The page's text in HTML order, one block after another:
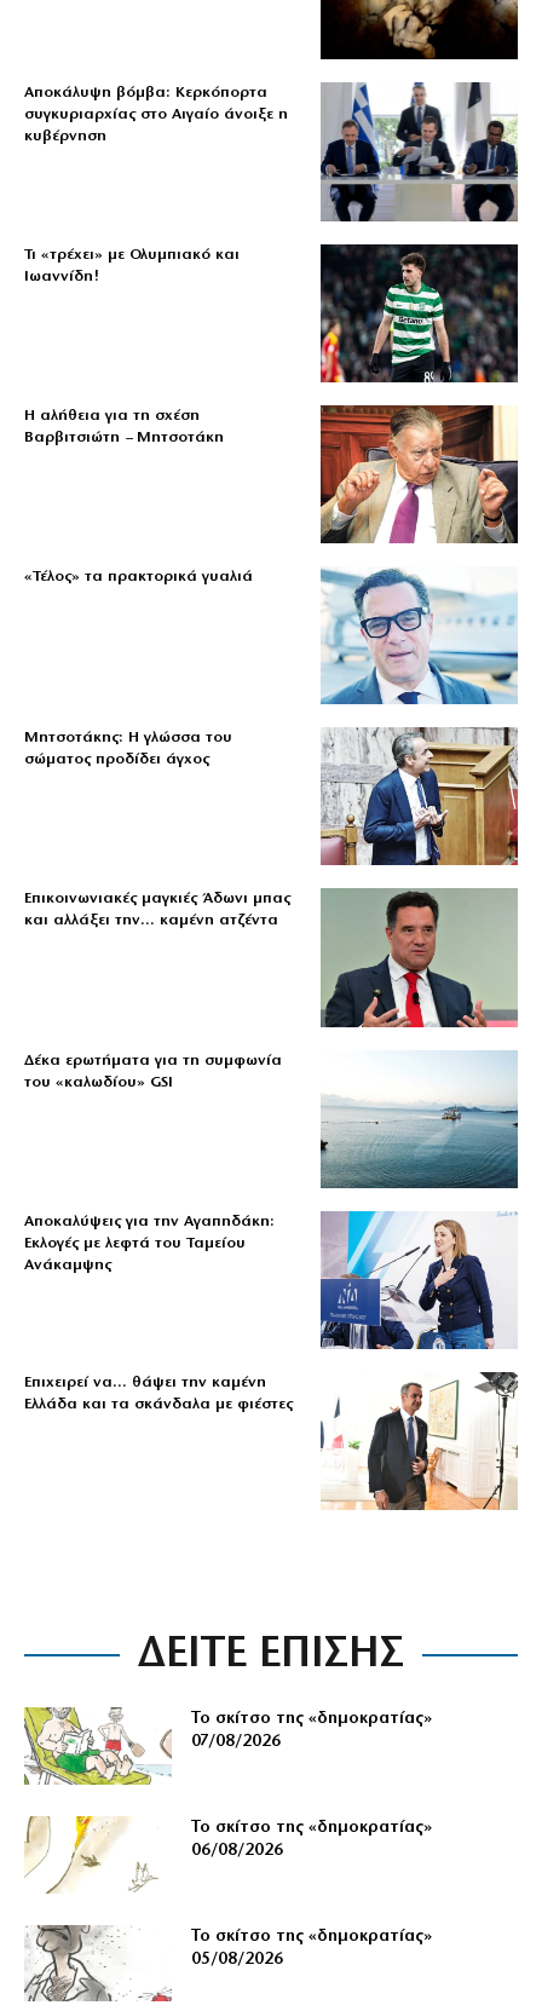
Αποκάλυψη βόμβα: Κερκόπορτα
συγκυριαρχίας στο Αιγαίο άνοιξε η
κυβέρνηση
Τι «τρέχει» με Ολυμπιακό και
Ιωαννίδη!
Η αλήθεια για τη σχέση
Βαρβιτσιώτη – Μητσοτάκη
«Τέλος» τα πρακτορικά γυαλιά
Μητσοτάκης: Η γλώσσα του
σώματος προδίδει άγχος
Επικοινωνιακές μαγκιές Άδωνι μπας
και αλλάξει την… καμένη ατζέντα
Δέκα ερωτήματα για τη συμφωνία
του «καλωδίου» GSI
Αποκαλύψεις για την Αγαπηδάκη:
Εκλογές με λεφτά του Ταμείου
Ανάκαμψης
Επιχειρεί να… θάψει την καμένη
Ελλάδα και τα σκάνδαλα με φιέστες
ΔΕΙΤΕ ΕΠΙΣΗΣ
Το σκίτσο της «δημοκρατίας»
07/08/2026
Το σκίτσο της «δημοκρατίας»
06/08/2026
Το σκίτσο της «δημοκρατίας»
05/08/2026